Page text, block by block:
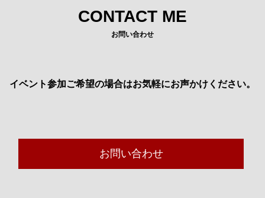
CONTACT ME
お問い合わせ
イベント参加ご希望の場合はお気軽にお声かけください。
お問い合わせ